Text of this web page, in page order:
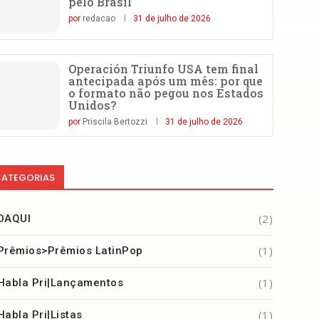
por redacao 31 de julho de 2026
Operación Triunfo USA tem final
antecipada após um mês: por que
o formato não pegou nos Estados
Unidos?
por Priscila Bertozzi 31 de julho de 2026
(2)
LatinPop (1)
Pri|Lançamentos (1)
Pri|Listas (1)